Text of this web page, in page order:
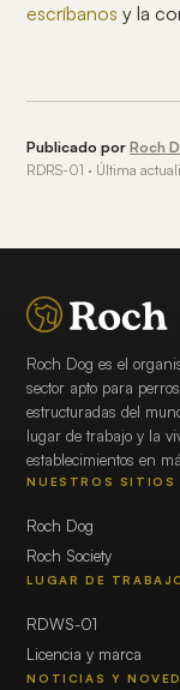
escríbanos y la
Publicado porRoch
RDRS-01 · Última
Roch Dog es el
sector apto para
estructuradas del
lugar de trabajo y la
establecimientos en
NUESTROS SITIOS
Roch Dog
Roch Society
LUGAR DE
RDWS-01
Licencia y marca
NOTICIAS Y